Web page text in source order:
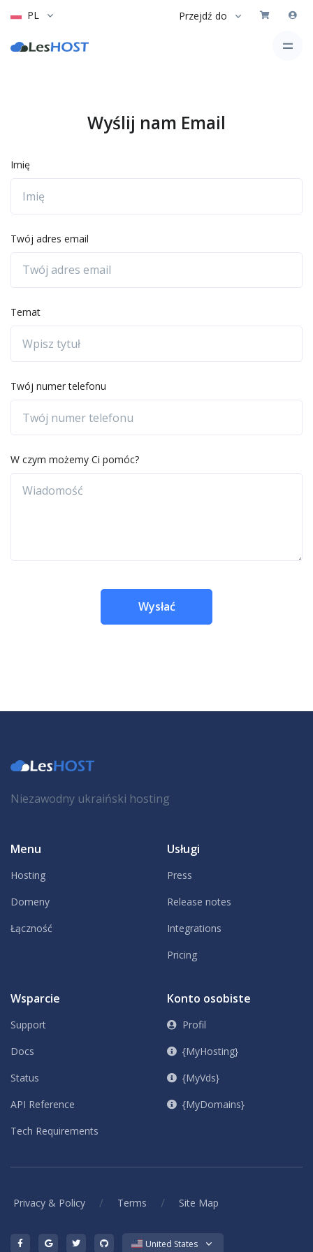
PL Przejdź do
Wyślij nam Email
Imię
Twój adres email
Temat
Twój numer telefonu
W czym możemy Ci pomóc?
Wysłać
Niezawodny ukraiński hosting
Menu
Hosting
Domeny
Łączność
Usługi
Press
Release notes
Integrations
Pricing
Wsparcie
Support
Docs
Status
API Reference
Tech Requirements
Konto osobiste
Profil
{MyHosting}
{MyVds}
{MyDomains}
Privacy & Policy / Terms / Site Map
United States